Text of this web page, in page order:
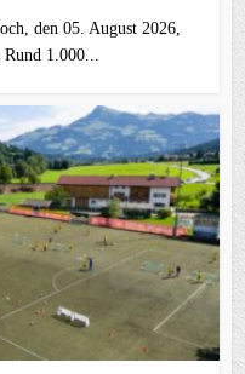
den 05. August 2026,
1.000...